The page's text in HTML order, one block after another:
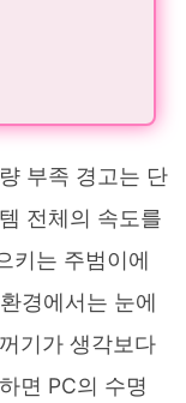
부족 경고는 단
전체의 속도를
키는 주범이에
경에서는 눈에
기가 생각보다
면 PC의 수명